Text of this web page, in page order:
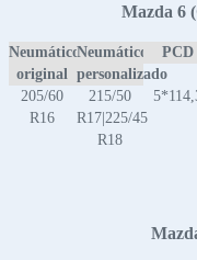
Mazda 6
Neumático
original
Neumático
personalizado
PCD
205/60
R16
215/50
R17|225/45
R18